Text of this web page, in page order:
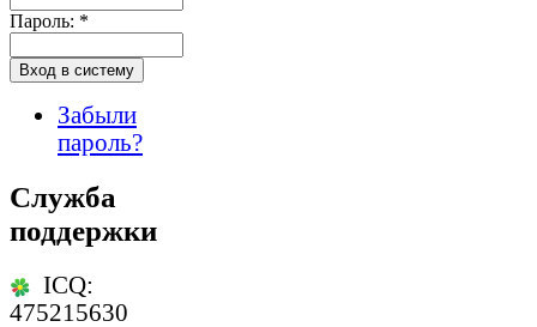
Пароль: *
Забыли
пароль?
Служба
поддержки
ICQ:
475215630